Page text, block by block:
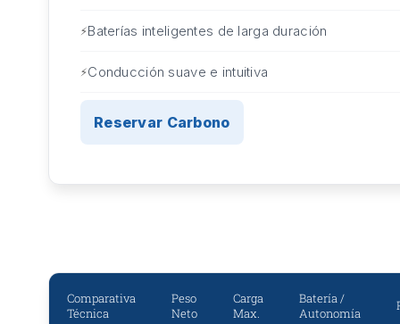
Baterías inteligentes de larga duración
Conducción suave e intuitiva
Reservar Carbono
Comparativa
Técnica
Peso
Neto
Carga
Max.
Batería /
Autonomía